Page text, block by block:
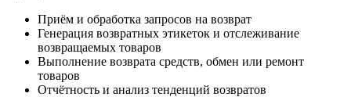
Приём и обработка запросов на возврат
Генерация возвратных этикеток и отслеживание
возвращаемых товаров
Выполнение возврата средств, обмен или ремонт
товаров
Отчётность и анализ тенденций возвратов